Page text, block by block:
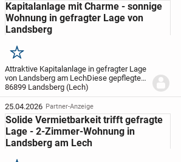
Kapitalanlage mit Charme - sonnige
Wohnung in gefragter Lage von
Landsberg
Merken
Attraktive Kapitalanlage in gefragter Lage
von Landsberg am LechDiese gepflegte
1-Zimmer-Eigentumswohnung mit ca. 42
m² Wohnfläche bietet eine hervorragende
Gelegenheit für Kapitalanleger, die in...
86899 Landsberg (Lech)
25.04.2026 Partner-Anzeige
Solide Vermietbarkeit trifft gefragte
Lage - 2-Zimmer-Wohnung in
Landsberg am Lech